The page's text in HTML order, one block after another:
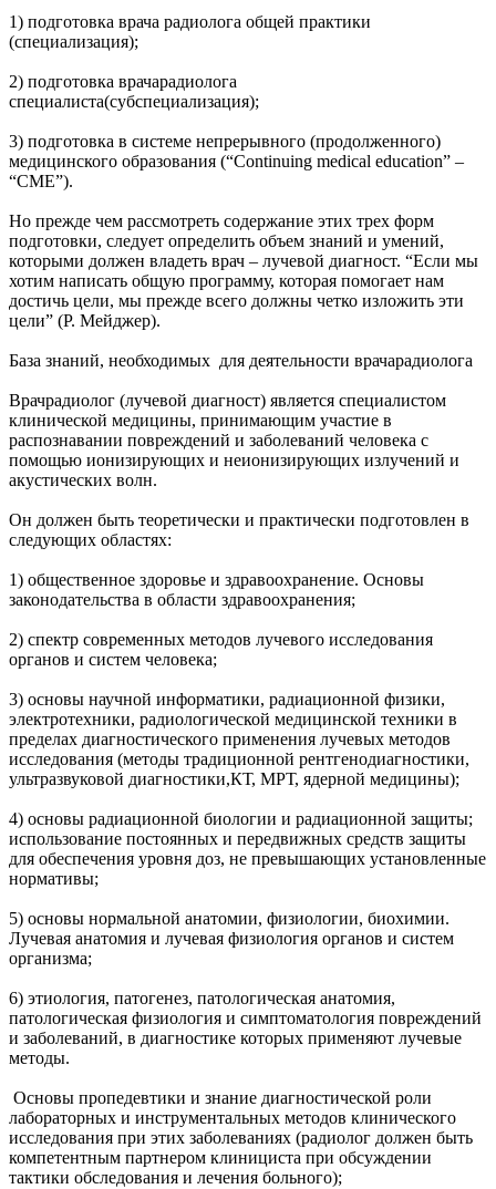
1) подготовка врача радиолога общей практики
(специализация);
2) подготовка врачарадиолога
специалиста(субспециализация);
3) подготовка в системе непрерывного (продолженного)
медицинского образования (“Continuing medical education” –
“CME”).
Но прежде чем рассмотреть содержание этих трех форм
подготовки, следует определить объем знаний и умений,
которыми должен владеть врач – лучевой диагност. “Если мы
хотим написать общую программу, которая помогает нам
достичь цели, мы прежде всего должны четко изложить эти
цели” (Р. Мейджер).
База знаний, необходимых для деятельности врачарадиолога
Врачрадиолог (лучевой диагност) является специалистом
клинической медицины, принимающим участие в
распознавании повреждений и заболеваний человека с
помощью ионизирующих и неионизирующих излучений и
акустических волн.
Он должен быть теоретически и практически подготовлен в
следующих областях:
1) общественное здоровье и здравоохранение. Основы
законодательства в области здравоохранения;
2) спектр современных методов лучевого исследования
органов и систем человека;
3) основы научной информатики, радиационной физики,
электротехники, радиологической медицинской техники в
пределах диагностического применения лучевых методов
исследования (методы традиционной рентгенодиагностики,
ультразвуковой диагностики,КТ, МРТ, ядерной медицины);
4) основы радиационной биологии и радиационной защиты;
использование постоянных и передвижных средств защиты
для обеспечения уровня доз, не превышающих установленные
нормативы;
5) основы нормальной анатомии, физиологии, биохимии.
Лучевая анатомия и лучевая физиология органов и систем
организма;
6) этиология, патогенез, патологическая анатомия,
патологическая физиология и симптоматология повреждений
и заболеваний, в диагностике которых применяют лучевые
методы.
Основы пропедевтики и знание диагностической роли
лабораторных и инструментальных методов клинического
исследования при этих заболеваниях (радиолог должен быть
компетентным партнером клинициста при обсуждении
тактики обследования и лечения больного);